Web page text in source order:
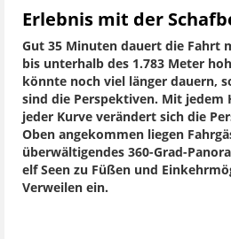
Erlebnis mit der
Gut 35 Minuten dauert die Fahrt
bis unterhalb des 1.783 Meter
könnte noch viel länger dauern,
sind die Perspektiven. Mit
jeder Kurve verändert sich die
Oben angekommen liegen
überwältigendes 360-Grad-
elf Seen zu Füßen und
Verweilen ein.